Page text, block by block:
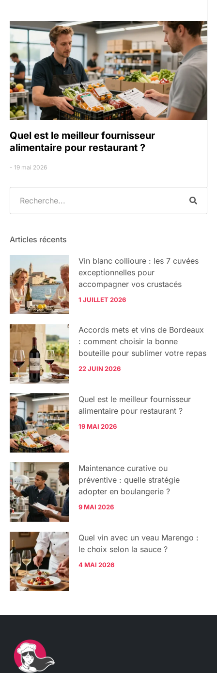
Quel est le meilleur fournisseur
alimentaire pour restaurant ?
19 mai 2026
Articles récents
Vin blanc collioure : les 7 cuvées
exceptionnelles pour
accompagner vos crustacés
1 JUILLET 2026
Accords mets et vins de Bordeaux
: comment choisir la bonne
bouteille pour sublimer votre repas
22 JUIN 2026
Quel est le meilleur fournisseur
alimentaire pour restaurant ?
19 MAI 2026
Maintenance curative ou
préventive : quelle stratégie
adopter en boulangerie ?
9 MAI 2026
Quel vin avec un veau Marengo :
le choix selon la sauce ?
4 MAI 2026